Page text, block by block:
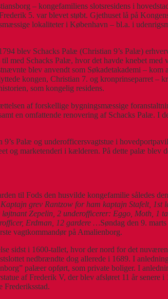
– kongefamiliens slotsresidens i
5. var blevet støbt. Gjethuset lå på
lokaliteter i København – bl.a. i
blev Schacks Palæ (Christian 9’s Palæ)
Schacks Palæ, hvor det havde knebet
blev anvendt som Søkadetakademi –
kongen, Christian 7. og kronprinseparret –
som kongelig residens.
af forskellige bygningsmæssige
en omfattende renovering af Schacks Palæ. I
Palæ og underofficersvagtstue i
og marketenderi i kælderen. På dette palæ blev
til Fods den husvilde kongefamilie således
grev Rantzow for ham kaptajn Stafelt, 1st
Zepelin, 2 underofficerer: Eggo, Moth, 1
Erdman, 12 gardere …Søndag den 9.
vagtkommandør på Amalienborg.
sidst i 1600-tallet, hvor der nord for det
nedbrændte dog allerede i 1689. I
palæer opført, som private boliger. I
af Frederik V, der blev afsløret 11 år
Frederiksstad.